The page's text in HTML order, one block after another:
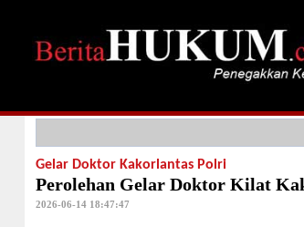
Gelar Doktor Kakorlantas Polri
Perolehan Gelar Doktor Kilat
2026-06-14 18:47:47